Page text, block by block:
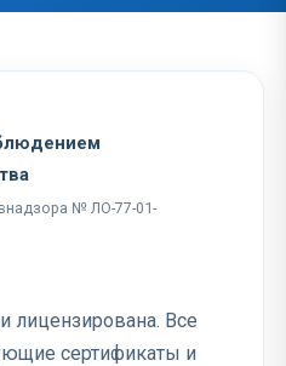
№ ЛО-77-01-
лицензирована. Все
сертификаты и